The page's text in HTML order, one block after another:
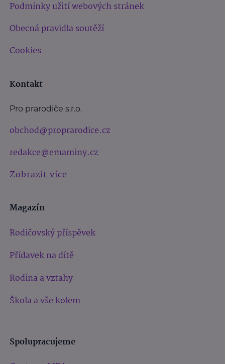
Podmínky užití webových stránek
Obecná pravidla soutěží
Cookies
Kontakt
Pro prarodiče s.r.o.
obchod@proprarodice.cz
redakce@emaminy.cz
Zobrazit více
Magazín
Rodičovský příspěvek
Přídavek na dítě
Rodina a vztahy
Škola a vše kolem
Spolupracujeme